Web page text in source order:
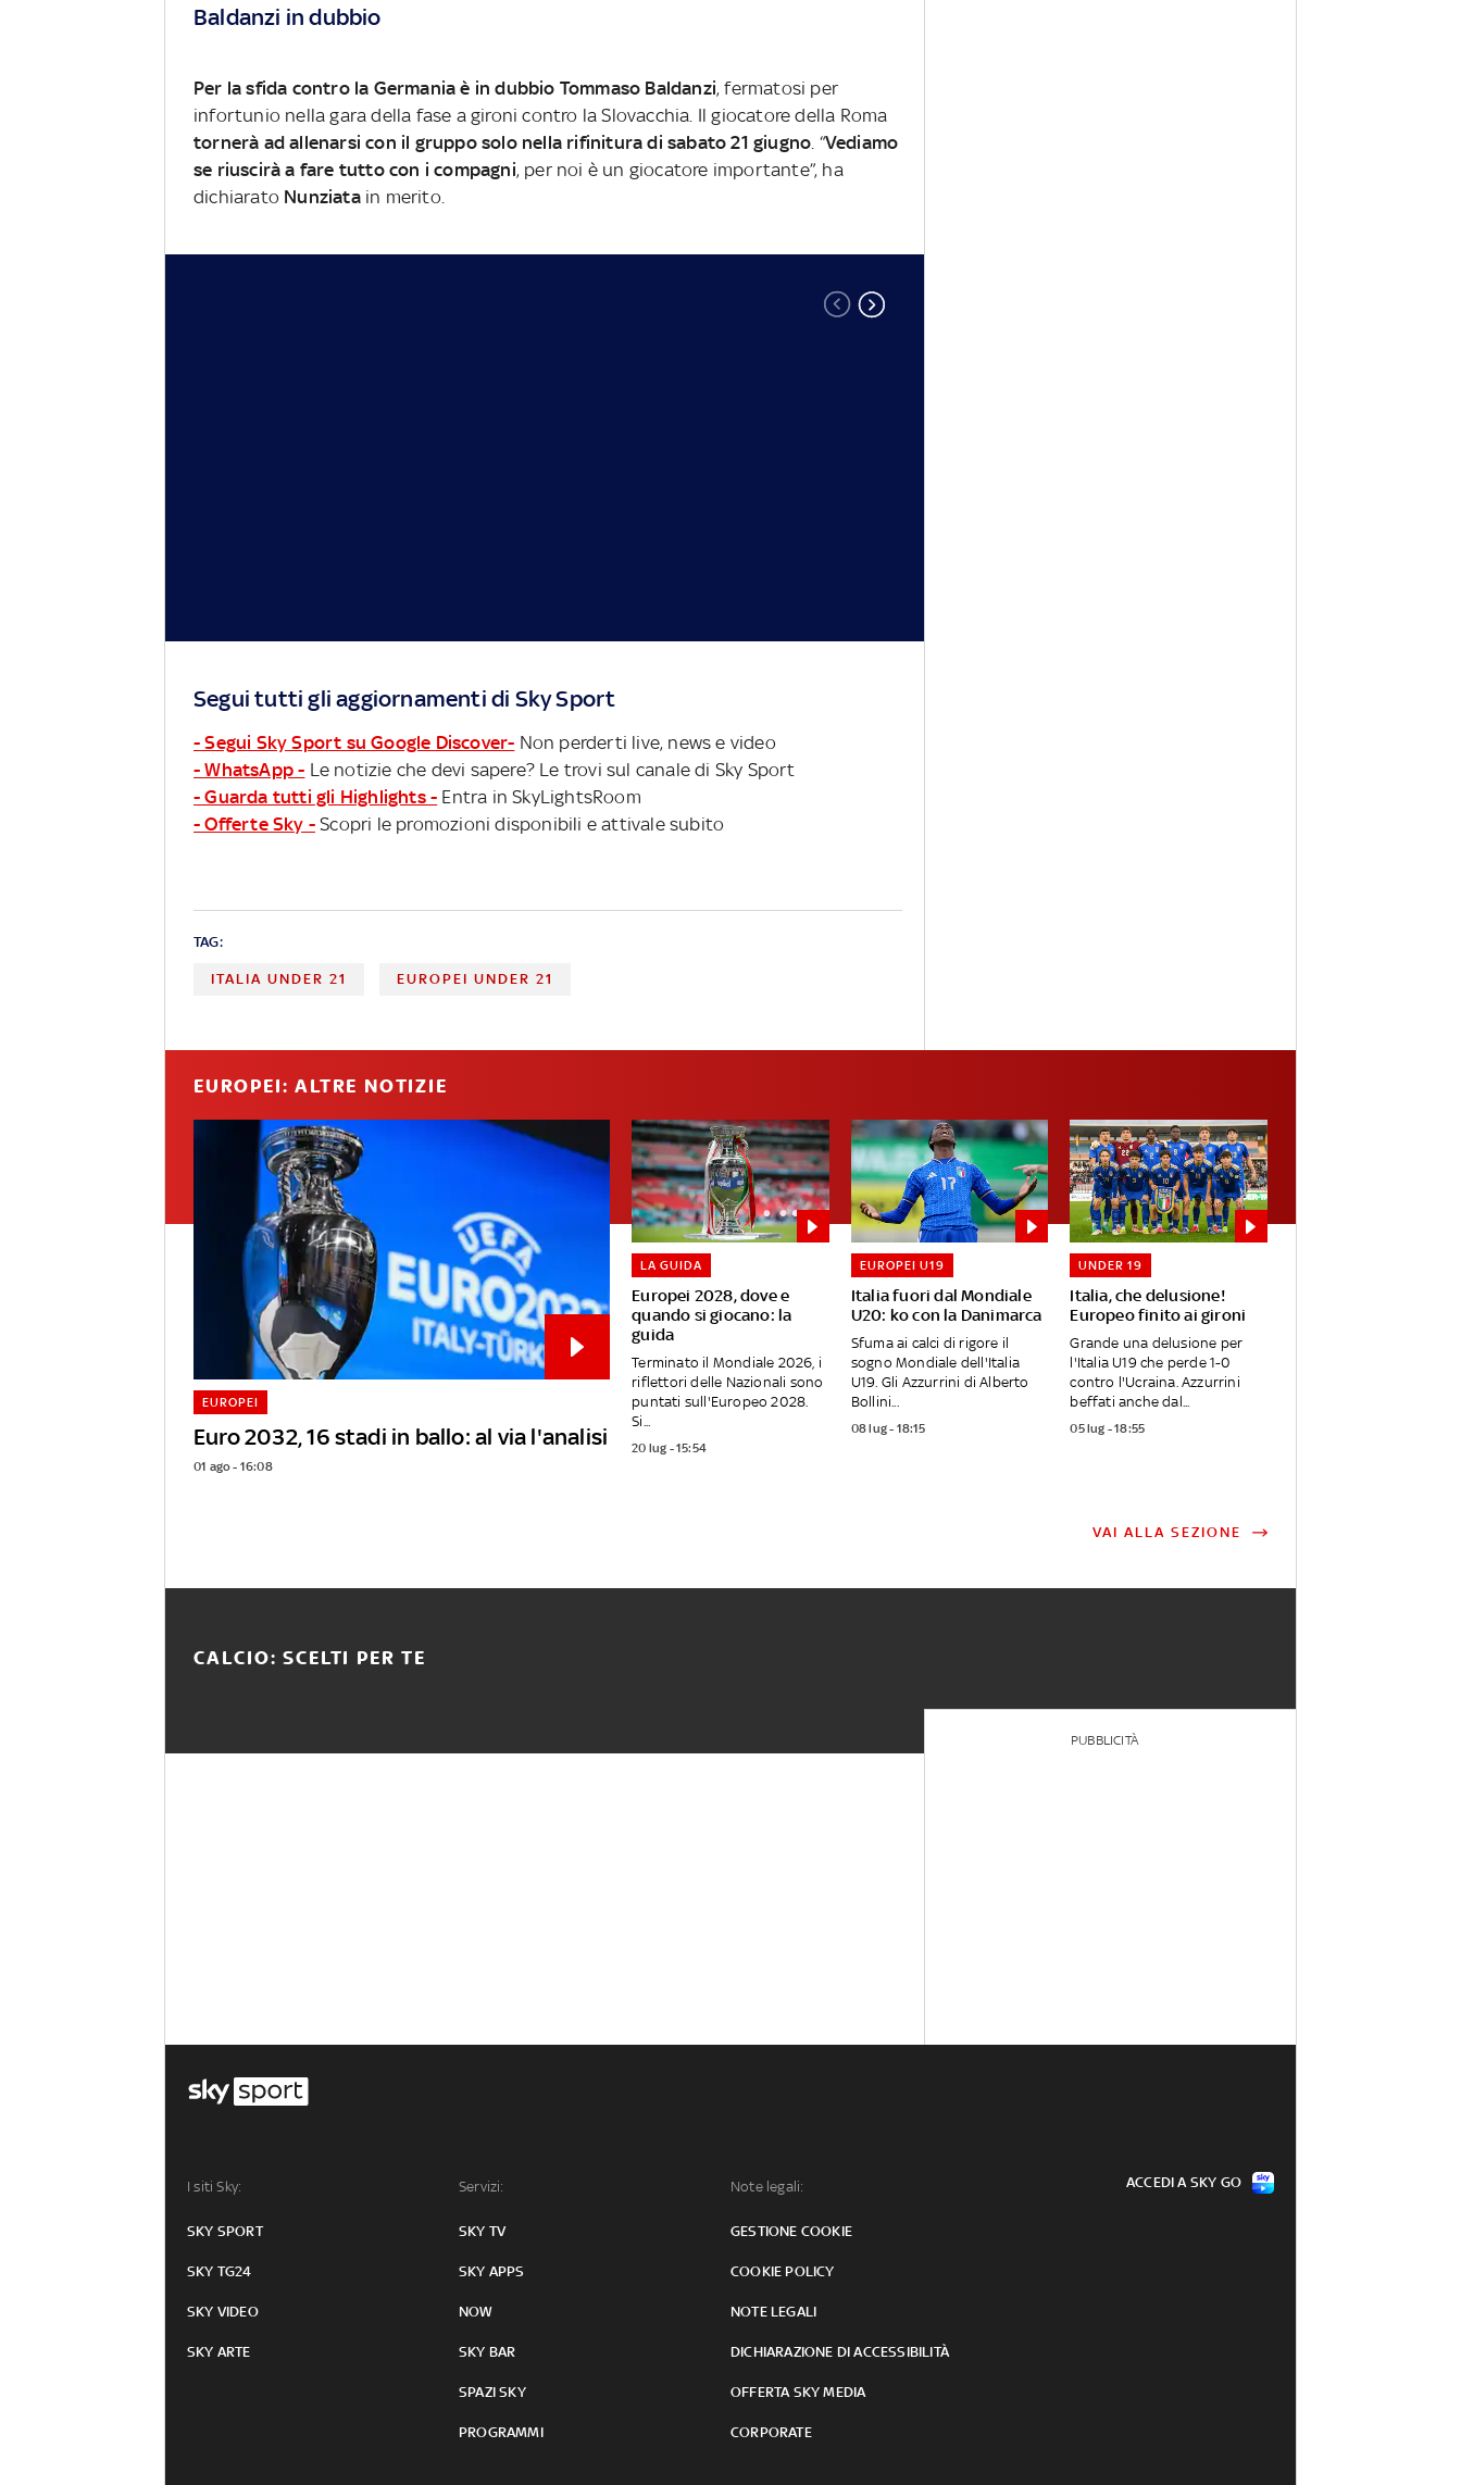
Baldanzi in dubbio
Per la sfida contro la Germania è in dubbio Tommaso Baldanzi, fermatosi per
infortunio nella gara della fase a gironi contro la Slovacchia. Il giocatore della Roma
tornerà ad allenarsi con il gruppo solo nella rifinitura di sabato 21 giugno. “Vediamo
se riuscirà a fare tutto con i compagni, per noi è un giocatore importante”, ha
dichiarato Nunziata in merito.
Segui tutti gli aggiornamenti di Sky Sport
- Segui Sky Sport su Google Discover- Non perderti live, news e video
- WhatsApp - Le notizie che devi sapere? Le trovi sul canale di Sky Sport
- Guarda tutti gli Highlights - Entra in SkyLightsRoom
- Offerte Sky - Scopri le promozioni disponibili e attivale subito
TAG:
ITALIA UNDER 21 EUROPEI UNDER 21
EUROPEI: ALTRE NOTIZIE
Euro 2032, 16 stadi in ballo: al via l'analisi
EUROPEI
01 ago - 16:08
Europei 2028, dove e
quando si giocano: la
guida
LA GUIDA
Terminato il Mondiale 2026, i
riflettori delle Nazionali sono
puntati sull'Europeo 2028.
Si...
20 lug - 15:54
Italia fuori dal Mondiale
U20: ko con la Danimarca
EUROPEI U19
Sfuma ai calci di rigore il
sogno Mondiale dell'Italia
U19. Gli Azzurrini di Alberto
Bollini...
08 lug - 18:15
Italia, che delusione!
Europeo finito ai gironi
UNDER 19
Grande una delusione per
l'Italia U19 che perde 1-0
contro l'Ucraina. Azzurrini
beffati anche dal...
05 lug - 18:55
VAI ALLA SEZIONE
CALCIO: SCELTI PER TE
PUBBLICITÀ
I siti Sky:
SKY SPORT
SKY TG24
SKY VIDEO
SKY ARTE
Servizi:
SKY TV
SKY APPS
NOW
SKY BAR
SPAZI SKY
PROGRAMMI
Note legali:
GESTIONE COOKIE
COOKIE POLICY
NOTE LEGALI
DICHIARAZIONE DI ACCESSIBILITÀ
OFFERTA SKY MEDIA
CORPORATE
ACCEDI A SKY GO